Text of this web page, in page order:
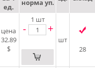
ед.
норма уп.
цена
32.89
$
1 шт
- +
шт
28